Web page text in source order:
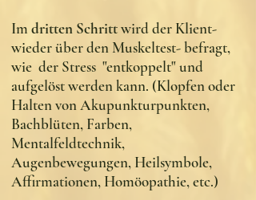
Im dritten Schrittwird der Klient-
wieder über den Muskeltest- befragt,
wie der Stress "entkoppelt" und
aufgelöst werden kann. (Klopfen oder
Halten von Akupunkturpunkten,
Bachblüten, Farben,
Mentalfeldtechnik,
Augenbewegungen, Heilsymbole,
Affirmationen, Homöopathie, etc.)